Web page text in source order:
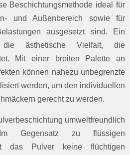
Beschichtungsmethode ideal für
und Außenbereich sowie für
ausgesetzt sind. Ein
ästhetische Vielfalt, die
Mit einer breiten Palette an
können nahezu unbegrenzte
werden, um den individuellen
gerecht zu werden.
umweltfreundlich
Gegensatz zu flüssigen
das Pulver keine flüchtigen